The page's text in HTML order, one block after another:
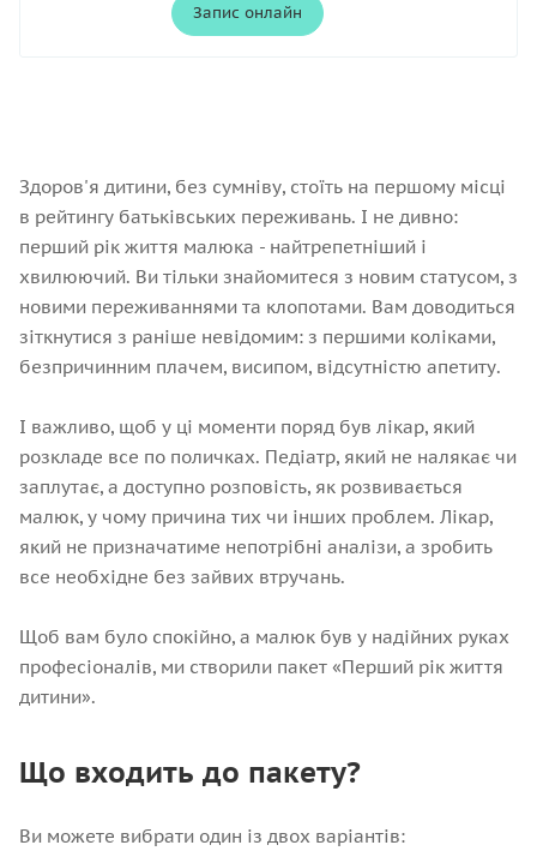
Запис онлайн
Здоров'я дитини, без сумніву, стоїть на першому місці
в рейтингу батьківських переживань. І не дивно:
перший рік життя малюка - найтрепетніший і
хвилюючий. Ви тільки знайомитеся з новим статусом, з
новими переживаннями та клопотами. Вам доводиться
зіткнутися з раніше невідомим: з першими коліками,
безпричинним плачем, висипом, відсутністю апетиту.
І важливо, щоб у ці моменти поряд був лікар, який
розкладе все по поличках. Педіатр, який не налякає чи
заплутає, а доступно розповість, як розвивається
малюк, у чому причина тих чи інших проблем. Лікар,
який не призначатиме непотрібні аналізи, а зробить
все необхідне без зайвих втручань.
Щоб вам було спокійно, а малюк був у надійних руках
професіоналів, ми створили пакет «Перший рік життя
дитини».
Що входить до пакету?
Ви можете вибрати один із двох варіантів: